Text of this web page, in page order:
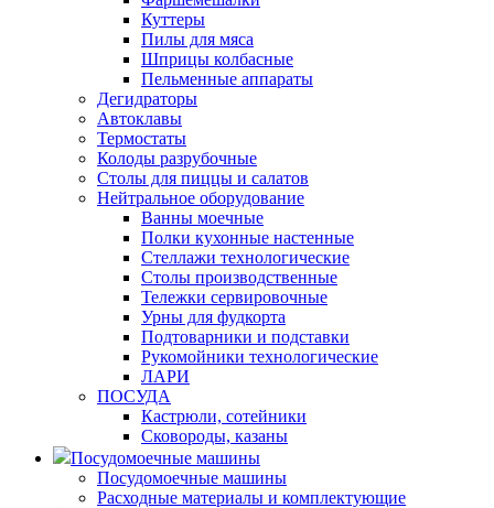
Куттеры
Пилы для мяса
Шприцы колбасные
Пельменные аппараты
Дегидраторы
Автоклавы
Термостаты
Колоды разрубочные
Столы для пиццы и салатов
Нейтральное оборудование
Ванны моечные
Полки кухонные настенные
Стеллажи технологические
Столы производственные
Тележки сервировочные
Урны для фудкорта
Подтоварники и подставки
Рукомойники технологические
ЛАРИ
ПОСУДА
Кастрюли, сотейники
Сковороды, казаны
Посудомоечные машины
Посудомоечные машины
Расходные материалы и комплектующие